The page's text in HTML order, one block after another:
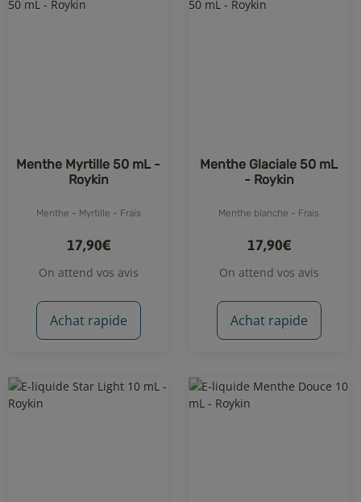
Menthe Myrtille 50 mL -
Roykin
Menthe - Myrtille - Frais
17,90€
On attend vos avis
Achat rapide
Menthe Glaciale 50 mL
- Roykin
Menthe blanche - Frais
17,90€
On attend vos avis
Achat rapide